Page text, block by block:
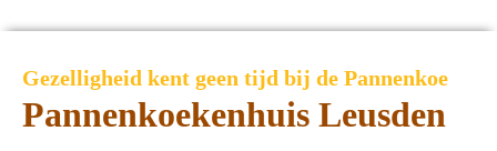
Gezelligheid kent geen tijd bij de Pannenkoe
Pannenkoekenhuis Leusden